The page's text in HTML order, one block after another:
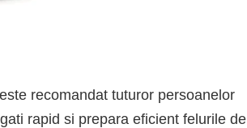
recomandat tuturor persoanelor
rapid si prepara eficient felurile de